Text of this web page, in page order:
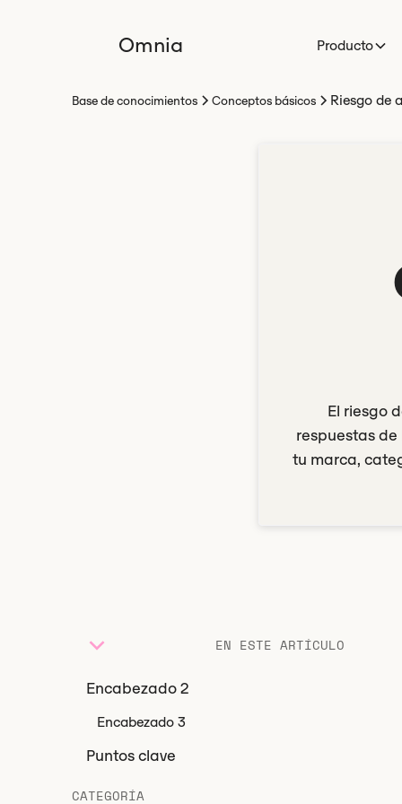
Omnia Producto
Base de conocimientos Conceptos básicos Riesgo de
El riesgo
respuestas
tu marca,
EN ESTE ARTÍCULO
Encabezado 2
Encabezado 3
Puntos clave
CATEGORÍA